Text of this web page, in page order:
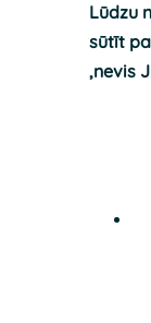
Lūdzu
sūtīt
,nevis